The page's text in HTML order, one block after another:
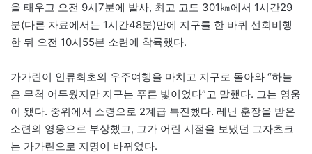
을 태우고 오전 9시7분에 발사, 최고 고도 301㎞에서 1시간29
분(다른 자료에서는 1시간48분)만에 지구를 한 바퀴 선회비행
한 뒤 오전 10시55분 소련에 착륙했다.
가가린이 인류최초의 우주여행을 마치고 지구로 돌아와 “하늘
은 무척 어두웠지만 지구는 푸른 빛이었다”고 말했다. 그는 영웅
이 됐다. 중위에서 소령으로 2계급 특진했다. 레닌 훈장을 받은
소련의 영웅으로 부상했고, 그가 어린 시절을 보냈던 그자츠크
는 가가린으로 지명이 바뀌었다.